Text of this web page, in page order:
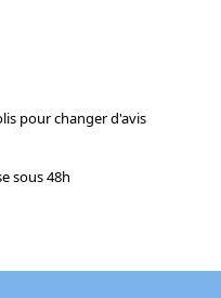
pour changer d'avis
sous 48h